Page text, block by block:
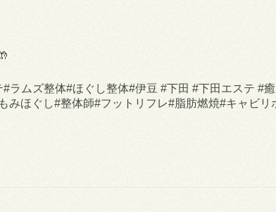
ラムズ整体#ほぐし整体#伊豆 #下田 #下田エステ #
みほぐし#整体師#フットリフレ#脂肪燃焼#キャビ